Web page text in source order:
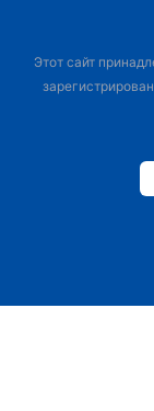
Этот сайт